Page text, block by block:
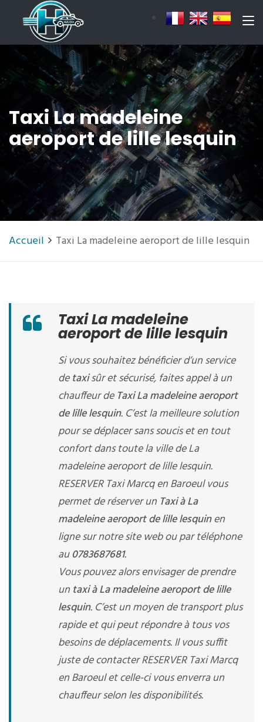
Taxi La madeleine
aeroport de lille lesquin
Accueil Taxi La madeleine aeroport de lille lesquin
Taxi La madeleine
aeroport de lille lesquin
Si vous souhaitez bénéficier d’un service
detaxisûr et sécurisé, faites appel à un
chauffeur de Taxi La madeleine aeroport
de lille lesquin. C’est la meilleure solution
pour se déplacer sans soucis et en tout
confort dans toute la ville de La
madeleine aeroport de lille lesquin.
RESERVER Taxi Marcq en Baroeul vous
permet de réserver un Taxi à La
madeleine aeroport de lille lesquinen
ligne sur notre site web ou par téléphone
au0783687681.
Vous pouvez alors envisager de prendre
un taxi à La madeleine aeroport de lille
lesquin. C’est un moyen de transport plus
rapide et qui peut répondre à tous vos
besoins de déplacements. Il vous suffit
juste de contacter RESERVER Taxi Marcq
en Baroeul et celle-ci vous enverra un
chauffeur selon les disponibilités.